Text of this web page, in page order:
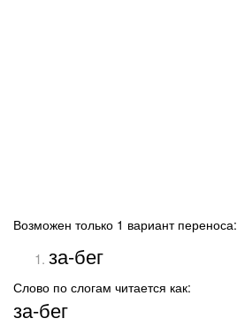
Возможен только 1 вариант переноса:
за-бег
Слово по слогам читается как:
за-бег